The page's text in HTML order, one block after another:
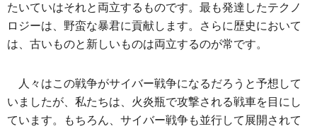
たいていはそれと両立するものです。最も発達したテクノ
ロジーは、野蛮な暴君に貢献します。さらに歴史において
は、古いものと新しいものは両立するのが常です。
人々はこの戦争がサイバー戦争になるだろうと予想して
いましたが、私たちは、火炎瓶で攻撃される戦車を目にし
ています。もちろん、サイバー戦争も並行して展開されて